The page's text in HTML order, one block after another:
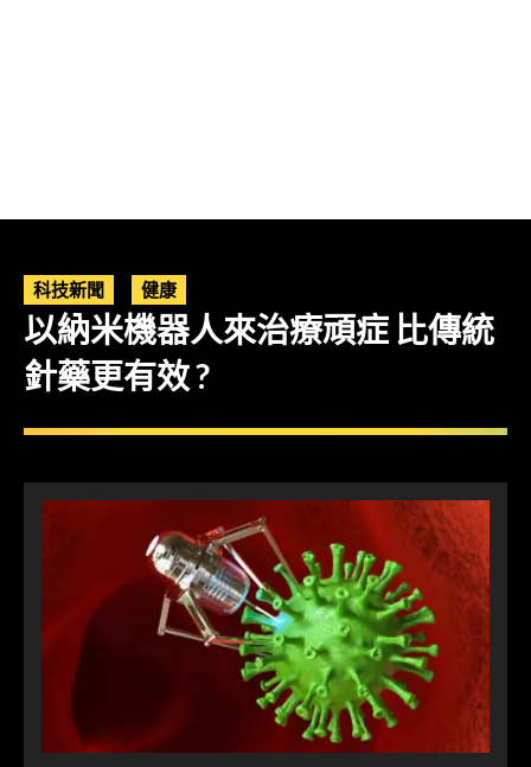
科技新聞 健康
以納米機器人來治療頑症 比傳統
針藥更有效 ?